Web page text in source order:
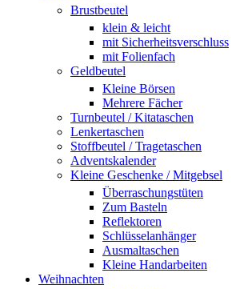
Brustbeutel
klein & leicht
mit Sicherheitsverschluss
mit Folienfach
Geldbeutel
Kleine Börsen
Mehrere Fächer
Turnbeutel / Kitataschen
Lenkertaschen
Stoffbeutel / Tragetaschen
Adventskalender
Kleine Geschenke / Mitgebsel
Überraschungstüten
Zum Basteln
Reflektoren
Schlüsselanhänger
Ausmaltaschen
Kleine Handarbeiten
Weihnachten